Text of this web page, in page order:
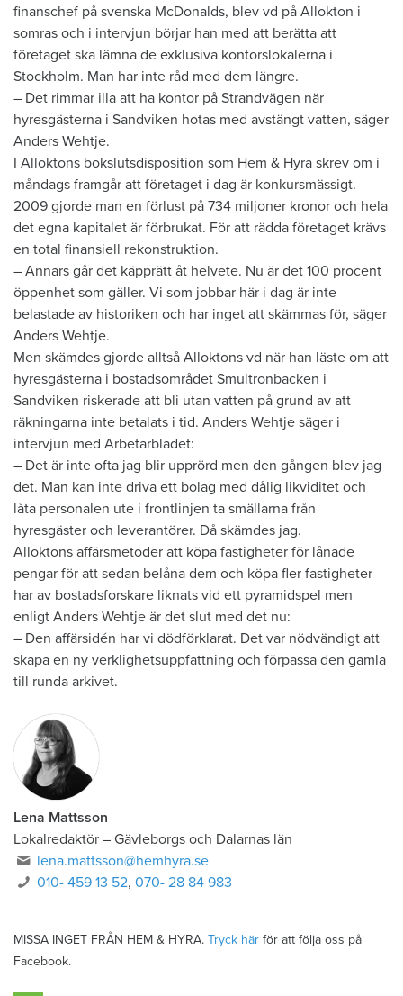
finanschef på svenska McDonalds, blev vd på Allokton i
somras och i intervjun börjar han med att berätta att
företaget ska lämna de exklusiva kontorslokalerna i
Stockholm. Man har inte råd med dem längre.
– Det rimmar illa att ha kontor på Strandvägen när
hyresgästerna i Sandviken hotas med avstängt vatten, säger
Anders Wehtje.
I Alloktons bokslutsdisposition som Hem & Hyra skrev om i
måndags framgår att företaget i dag är konkursmässigt.
2009 gjorde man en förlust på 734 miljoner kronor och hela
det egna kapitalet är förbrukat. För att rädda företaget krävs
en total finansiell rekonstruktion.
– Annars går det käpprätt åt helvete. Nu är det 100 procent
öppenhet som gäller. Vi som jobbar här i dag är inte
belastade av historiken och har inget att skämmas för, säger
Anders Wehtje.
Men skämdes gjorde alltså Alloktons vd när han läste om att
hyresgästerna i bostadsområdet Smultronbacken i
Sandviken riskerade att bli utan vatten på grund av att
räkningarna inte betalats i tid. Anders Wehtje säger i
intervjun med Arbetarbladet:
– Det är inte ofta jag blir upprörd men den gången blev jag
det. Man kan inte driva ett bolag med dålig likviditet och
låta personalen ute i frontlinjen ta smällarna från
hyresgäster och leverantörer. Då skämdes jag.
Alloktons affärsmetoder att köpa fastigheter för lånade
pengar för att sedan belåna dem och köpa fler fastigheter
har av bostadsforskare liknats vid ett pyramidspel men
enligt Anders Wehtje är det slut med det nu:
– Den affärsidén har vi dödförklarat. Det var nödvändigt att
skapa en ny verklighetsuppfattning och förpassa den gamla
till runda arkivet.
Lena Mattsson
Lokalredaktör – Gävleborgs och Dalarnas län
lena.mattsson@hemhyra.se
010- 459 13 52,070- 28 84 983
MISSA INGET FRÅN HEM & HYRA. Tryck här för att följa oss på
Facebook.